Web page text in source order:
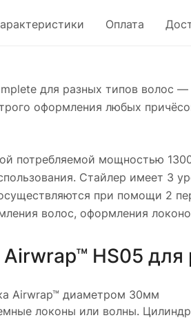
Оплата
для разных типов волос
оформления любых
потребляемой мощностью
Стайлер имеет 3
при помощи 2
волос, оформления
HS05 для
Airwrap™ диаметром 30мм
локоны или волны.